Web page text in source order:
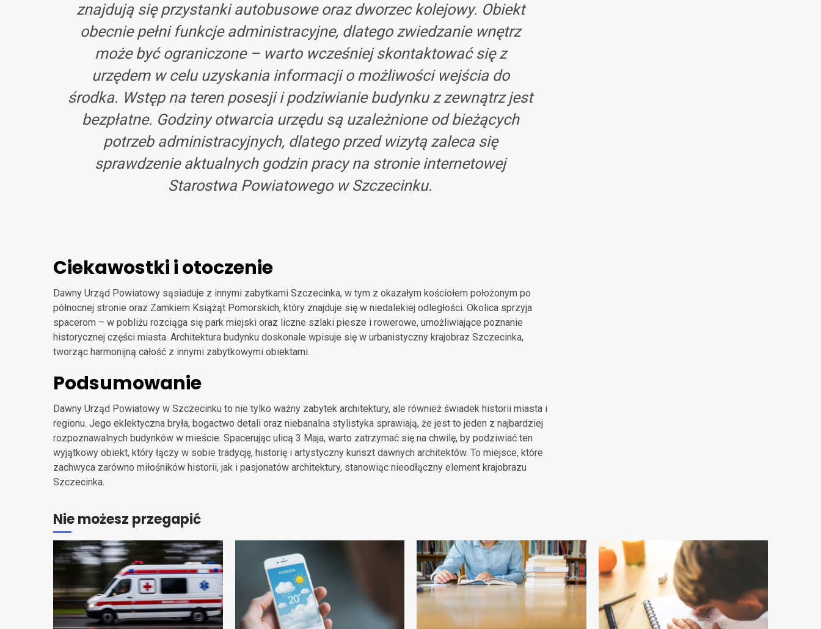
znajdują się przystanki autobusowe oraz dworzec kolejowy. Obiekt
obecnie pełni funkcje administracyjne, dlatego zwiedzanie wnętrz
może być ograniczone – warto wcześniej skontaktować się z
urzędem w celu uzyskania informacji o możliwości wejścia do
środka. Wstęp na teren posesji i podziwianie budynku z zewnątrz jest
bezpłatne. Godziny otwarcia urzędu są uzależnione od bieżących
potrzeb administracyjnych, dlatego przed wizytą zaleca się
sprawdzenie aktualnych godzin pracy na stronie internetowej
Starostwa Powiatowego w Szczecinku.
Ciekawostki i otoczenie
Dawny Urząd Powiatowy sąsiaduje z innymi zabytkami Szczecinka, w tym z okazałym kościołem położonym po
północnej stronie oraz Zamkiem Książąt Pomorskich, który znajduje się w niedalekiej odległości. Okolica sprzyja
spacerom – w pobliżu rozciąga się park miejski oraz liczne szlaki piesze i rowerowe, umożliwiające poznanie
historycznej części miasta. Architektura budynku doskonale wpisuje się w urbanistyczny krajobraz Szczecinka,
tworząc harmonijną całość z innymi zabytkowymi obiektami.
Podsumowanie
Dawny Urząd Powiatowy w Szczecinku to nie tylko ważny zabytek architektury, ale również świadek historii miasta i
regionu. Jego eklektyczna bryła, bogactwo detali oraz niebanalna stylistyka sprawiają, że jest to jeden z najbardziej
rozpoznawalnych budynków w mieście. Spacerując ulicą 3 Maja, warto zatrzymać się na chwilę, by podziwiać ten
wyjątkowy obiekt, który łączy w sobie tradycję, historię i artystyczny kunszt dawnych architektów. To miejsce, które
zachwyca zarówno miłośników historii, jak i pasjonatów architektury, stanowiąc nieodłączny element krajobrazu
Szczecinka.
Nie możesz przegapić